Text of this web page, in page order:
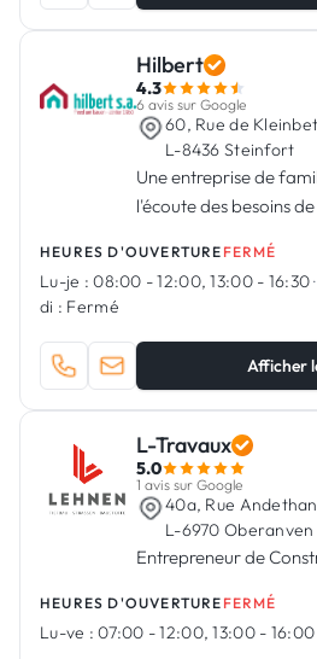
Hilbert
4.3
6 avis sur Google
60, Rue de
L-8436 Steinfort
Une entreprise de
l'écoute des besoins
HEURES D'OUVERTURE FERMÉ
Lu-je : 08:00 - 12:00, 13:00 - 16:30·
di : Fermé
Afficher
L-Travaux
5.0
1 avis sur Google
40a, Rue
L-6970 Oberanven
Entrepreneur de
HEURES D'OUVERTURE FERMÉ
Lu-ve : 07:00 - 12:00, 13:00 -